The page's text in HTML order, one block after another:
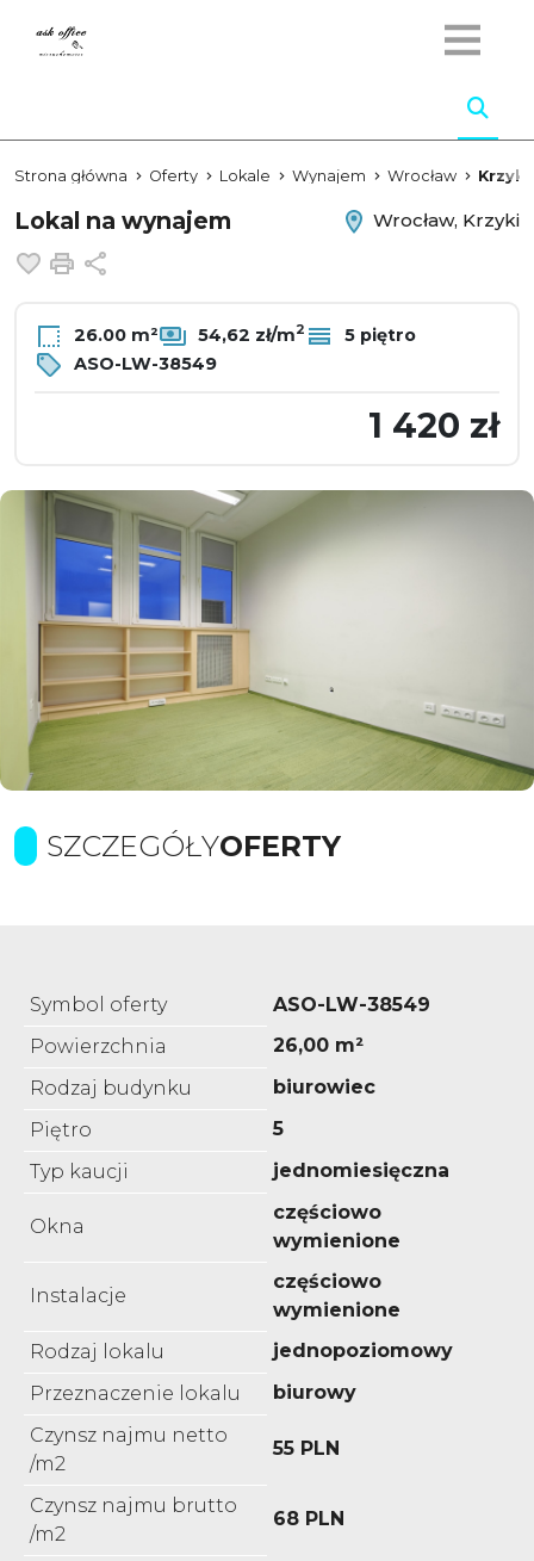
Strona główna Oferty Lokale Wynajem Wrocław Krzyki
Lokal na wynajem
Wrocław, Krzyki
Dodaj do ulubionych
Drukuj
26.00 m² 54,62 zł/m2
5 piętro
ASO-LW-38549
1 420 zł
SZCZEGÓŁYOFERTY
Symbol oferty
ASO-LW-38549
Powierzchnia
26,00 m²
Rodzaj budynku
biurowiec
Piętro
5
Typ kaucji
jednomiesięczna
Okna
częściowo
wymienione
Instalacje
częściowo
wymienione
Rodzaj lokalu
jednopoziomowy
Przeznaczenie lokalu
biurowy
Czynsz najmu netto
/m2
55 PLN
Czynsz najmu brutto
/m2
68 PLN